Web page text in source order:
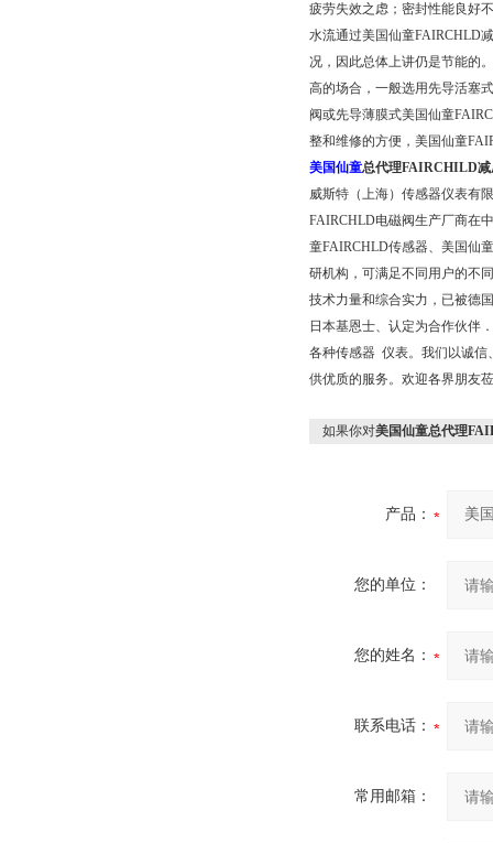
疲劳失效之虑；密封性能良好
水流通过美国仙童FAIRCHLD
况，因此总体上讲仍是节能的
高的场合，一般选用先导活塞
阀或先导薄膜式美国仙童
整和维修的方便，美国仙童
美国仙童总代理FAIRCHILD减
威斯特（上海）传感器仪表有
FAIRCHLD电磁阀生产厂商在
童FAIRCHLD传感器、美国仙
研机构，可满足不同用户的不
技术力量和综合实力，已被德
日本基恩士、认定为合作伙伴
各种传感器 仪表。我们以诚信
供优质的服务。欢迎各界朋友
如果你对美国仙童总代理
产品：
您的单位：
您的姓名：
联系电话：
常用邮箱：